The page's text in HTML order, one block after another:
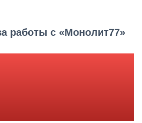
работы с «Монолит77»